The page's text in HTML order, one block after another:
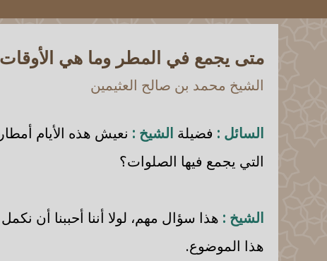
متى يجمع في المطر وما هي الأوقات
الشيخ محمد بن صالح العثيمين
السائل : فضيلة الشيخ : نعيش هذه الأيام
التي يجمع فيها الصلوات؟
الشيخ : هذا سؤال مهم، لولا أننا أحببنا أن
هذا الموضوع.